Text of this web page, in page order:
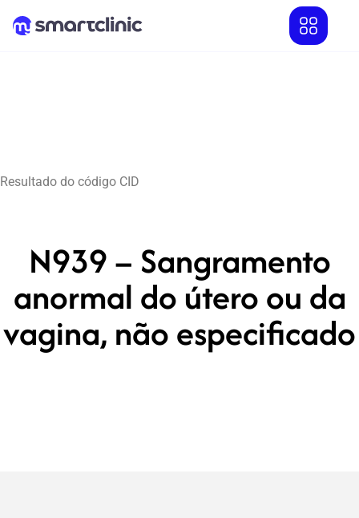
Resultado do código CID
N939 – Sangramento
anormal do útero ou da
vagina, não especificado